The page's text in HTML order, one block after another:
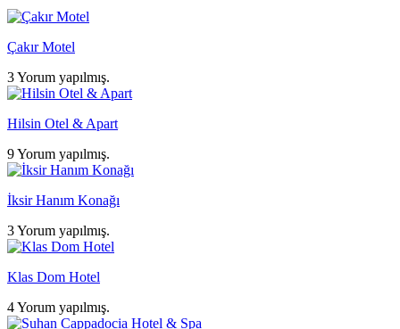
Çakır Motel
3 Yorum yapılmış.
Hilsin Otel & Apart
9 Yorum yapılmış.
İksir Hanım Konağı
3 Yorum yapılmış.
Klas Dom Hotel
4 Yorum yapılmış.